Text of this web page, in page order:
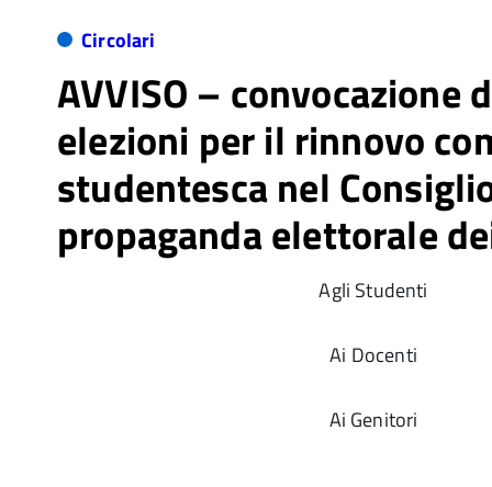
Circolari
AVVISO – convocazione
elezioni per il rinnovo
studentesca nel
propaganda elettorale
Agli Studenti
Ai Docenti
Ai Genitori